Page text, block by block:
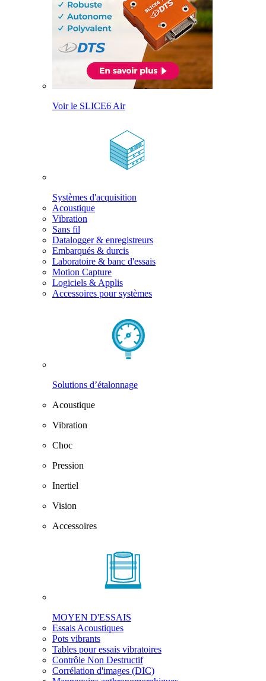
Voir le SLICE6 Air
Systèmes d'acquisition
Acoustique
Vibration
Sans fil
Datalogger & enregistreurs
Embarqués & durcis
Laboratoire & banc d'essais
Motion Capture
Logiciels & Applis
Accessoires pour systèmes
Solutions d’étalonnage
Acoustique
Vibration
Choc
Pression
Inertiel
Vision
Accessoires
MOYEN D'ESSAIS
Essais Acoustiques
Pots vibrants
Tables pour essais vibratoires
Contrôle Non Destructif
Corrélation d'images (DIC)